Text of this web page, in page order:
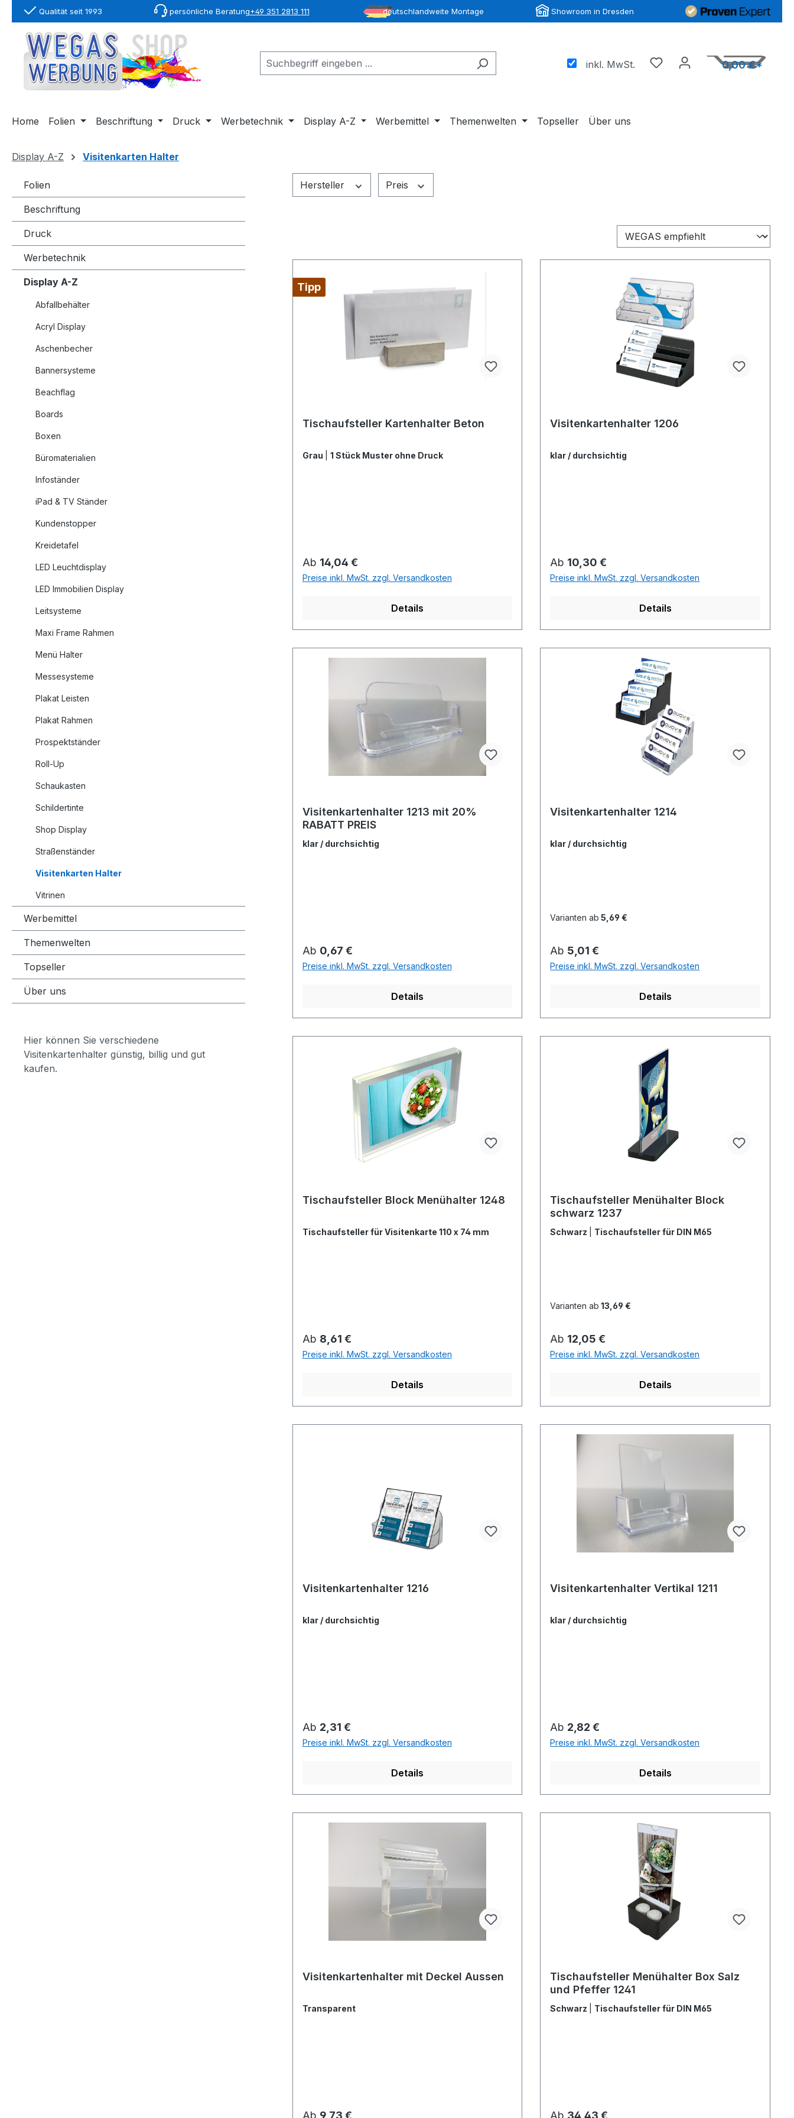
Zur Hauptnavigation springen
Qualität seit 1993 persönliche Beratung+49 351 2813 111 deutschlandweite Montage Showroom in Dresden
inkl. MwSt. 0,00 €*
Home Folien Beschriftung Druck Werbetechnik Display A-Z Werbemittel Themenwelten Topseller Über uns
Display A-Z Visitenkarten Halter
Folien
Beschriftung
Druck
Werbetechnik
Display A-Z
Abfallbehälter
Acryl Display
Aschenbecher
Bannersysteme
Beachflag
Boards
Boxen
Büromaterialien
Infoständer
iPad & TV Ständer
Kundenstopper
Kreidetafel
LED Leuchtdisplay
LED Immobilien Display
Leitsysteme
Maxi Frame Rahmen
Menü Halter
Messesysteme
Plakat Leisten
Plakat Rahmen
Prospektständer
Roll-Up
Schaukasten
Schildertinte
Shop Display
Straßenständer
Visitenkarten Halter
Vitrinen
Werbemittel
Themenwelten
Topseller
Über uns
Hier können Sie verschiedene
Visitenkartenhalter günstig, billig und gut
kaufen.
Hersteller Preis
Tipp
Tischaufsteller Kartenhalter Beton
Grau 1 Stück Muster ohne Druck
Regulärer Preis:
Ab 14,04 €
Preise inkl. MwSt. zzgl. Versandkosten
Details
Visitenkartenhalter 1206
klar / durchsichtig
Regulärer Preis:
Ab 10,30 €
Preise inkl. MwSt. zzgl. Versandkosten
Details
Visitenkartenhalter 1213 mit 20%
RABATT PREIS
klar / durchsichtig
Regulärer Preis:
Ab 0,67 €
Preise inkl. MwSt. zzgl. Versandkosten
Details
Visitenkartenhalter 1214
klar / durchsichtig
Varianten ab 5,69 €
Regulärer Preis:
Ab 5,01 €
Preise inkl. MwSt. zzgl. Versandkosten
Details
Tischaufsteller Block Menühalter 1248
Tischaufsteller für Visitenkarte 110 x 74 mm
Regulärer Preis:
Ab 8,61 €
Preise inkl. MwSt. zzgl. Versandkosten
Details
Tischaufsteller Menühalter Block
schwarz 1237
Schwarz Tischaufsteller für DIN M65
Varianten ab 13,69 €
Regulärer Preis:
Ab 12,05 €
Preise inkl. MwSt. zzgl. Versandkosten
Details
Visitenkartenhalter 1216
klar / durchsichtig
Regulärer Preis:
Ab 2,31 €
Preise inkl. MwSt. zzgl. Versandkosten
Details
Visitenkartenhalter Vertikal 1211
klar / durchsichtig
Regulärer Preis:
Ab 2,82 €
Preise inkl. MwSt. zzgl. Versandkosten
Details
Visitenkartenhalter mit Deckel Aussen
Transparent
Regulärer Preis:
Ab 9,73 €
Tischaufsteller Menühalter Box Salz
und Pfeffer 1241
Schwarz Tischaufsteller für DIN M65
Regulärer Preis:
Ab 34,43 €